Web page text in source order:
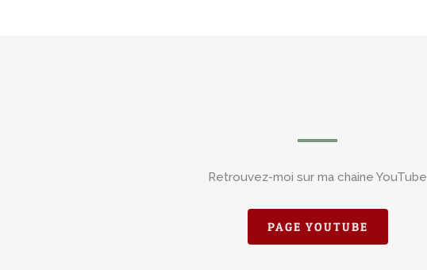
Retrouvez-moi sur ma chaine YouTube
PAGE YOUTUBE